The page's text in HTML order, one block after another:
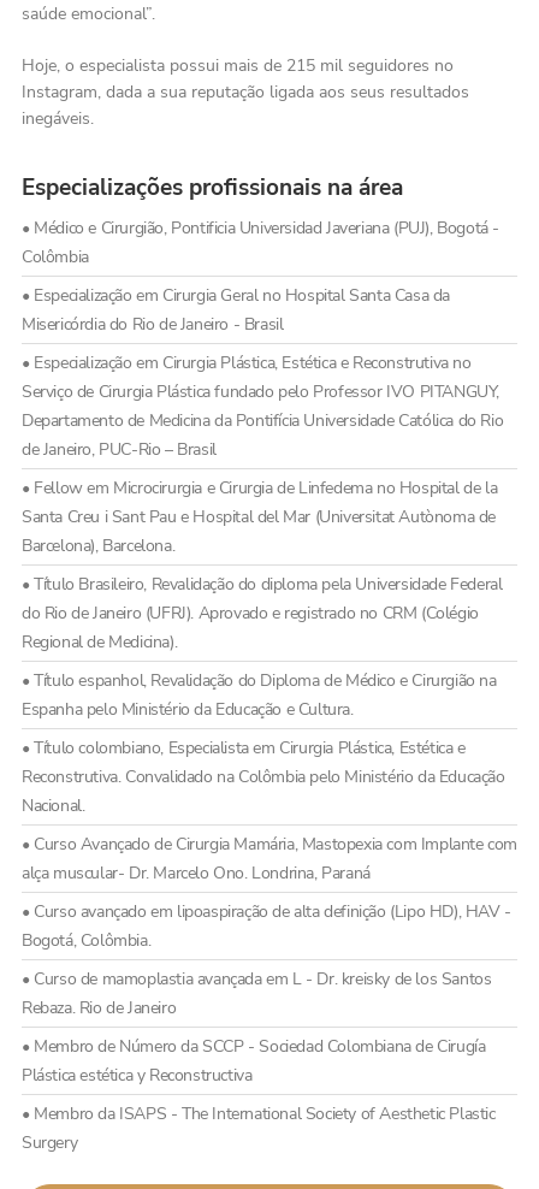
saúde emocional”.
Hoje, o especialista possui mais de 215 mil seguidores no
Instagram, dada a sua reputação ligada aos seus resultados
inegáveis.
Especializações profissionais na área
• Médico e Cirurgião, Pontificia Universidad Javeriana (PUJ), Bogotá -
Colômbia
• Especialização em Cirurgia Geral no Hospital Santa Casa da
Misericórdia do Rio de Janeiro - Brasil
• Especialização em Cirurgia Plástica, Estética e Reconstrutiva no
Serviço de Cirurgia Plástica fundado pelo Professor IVO PITANGUY,
Departamento de Medicina da Pontifícia Universidade Católica do Rio
de Janeiro, PUC-Rio – Brasil
• Fellow em Microcirurgia e Cirurgia de Linfedema no Hospital de la
Santa Creu i Sant Pau e Hospital del Mar (Universitat Autònoma de
Barcelona), Barcelona.
• Título Brasileiro, Revalidação do diploma pela Universidade Federal
do Rio de Janeiro (UFRJ). Aprovado e registrado no CRM (Colégio
Regional de Medicina).
• Título espanhol, Revalidação do Diploma de Médico e Cirurgião na
Espanha pelo Ministério da Educação e Cultura.
• Título colombiano, Especialista em Cirurgia Plástica, Estética e
Reconstrutiva. Convalidado na Colômbia pelo Ministério da Educação
Nacional.
• Curso Avançado de Cirurgia Mamária, Mastopexia com Implante com
alça muscular- Dr. Marcelo Ono. Londrina, Paraná
• Curso avançado em lipoaspiração de alta definição (Lipo HD), HAV -
Bogotá, Colômbia.
• Curso de mamoplastia avançada em L - Dr. kreisky de los Santos
Rebaza. Rio de Janeiro
• Membro de Número da SCCP - Sociedad Colombiana de Cirugía
Plástica estética y Reconstructiva
• Membro da ISAPS - The International Society of Aesthetic Plastic
Surgery